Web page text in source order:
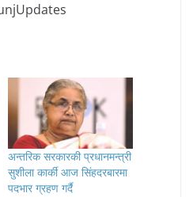
अन्तरिक सरकारकी प्रधानमन्त्री
सुशीला कार्की आज सिंहदरबारमा
पदभार ग्रहण गर्दै